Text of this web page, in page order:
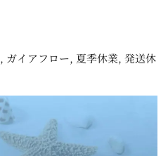
, ガイアフロー, 夏季休業, 発送休